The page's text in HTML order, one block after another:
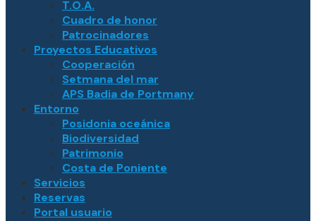
T.O.A.
Cuadro de honor
Patrocinadores
Proyectos Educativos
Cooperación
Setmana del mar
APS Badia de Portmany
Entorno
Posidonia oceánica
Biodiversidad
Patrimonio
Costa de Poniente
Servicios
Reservas
Portal usuario